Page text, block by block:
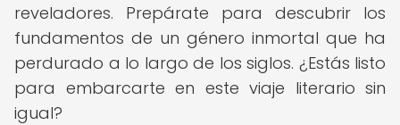
reveladores. Prepárate para descubrir los
fundamentos de un género inmortal que ha
perdurado a lo largo de los siglos. ¿Estás listo
para embarcarte en este viaje literario sin
igual?